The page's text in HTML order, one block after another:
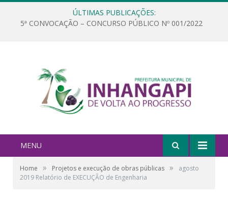
ÚLTIMAS PUBLICAÇÕES:
5ª CONVOCAÇÃO – CONCURSO PÚBLICO Nº 001/2022
MENU
Home » Projetos e execução de obras públicas »
agosto
2019 Relatório de EXECUÇÃO de Engenharia